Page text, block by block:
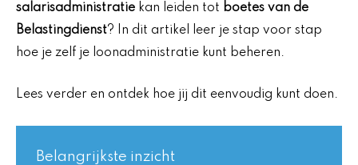
salarisadministratie kan leiden tot boetes van de
Belastingdienst? In dit artikel leer je stap voor stap
hoe je zelf je loonadministratie kunt beheren.
Lees verder en ontdek hoe jij dit eenvoudig kunt doen.
Belangrijkste inzicht